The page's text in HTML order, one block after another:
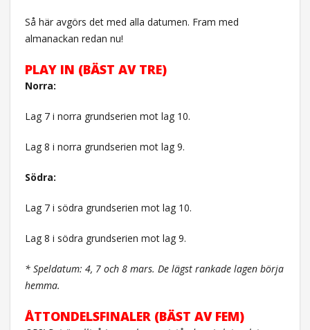
Så här avgörs det med alla datumen. Fram med
almanackan redan nu!
PLAY IN (BÄST AV TRE)
Norra:
Lag 7 i norra grundserien mot lag 10.
Lag 8 i norra grundserien mot lag 9.
Södra:
Lag 7 i södra grundserien mot lag 10.
Lag 8 i södra grundserien mot lag 9.
* Speldatum: 4, 7 och 8 mars. De lägst rankade lagen börja
hemma.
ÅTTONDELSFINALER (BÄST AV FEM)